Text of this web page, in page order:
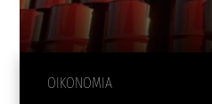
ΟΙΚΟΝΟΜΙΑ